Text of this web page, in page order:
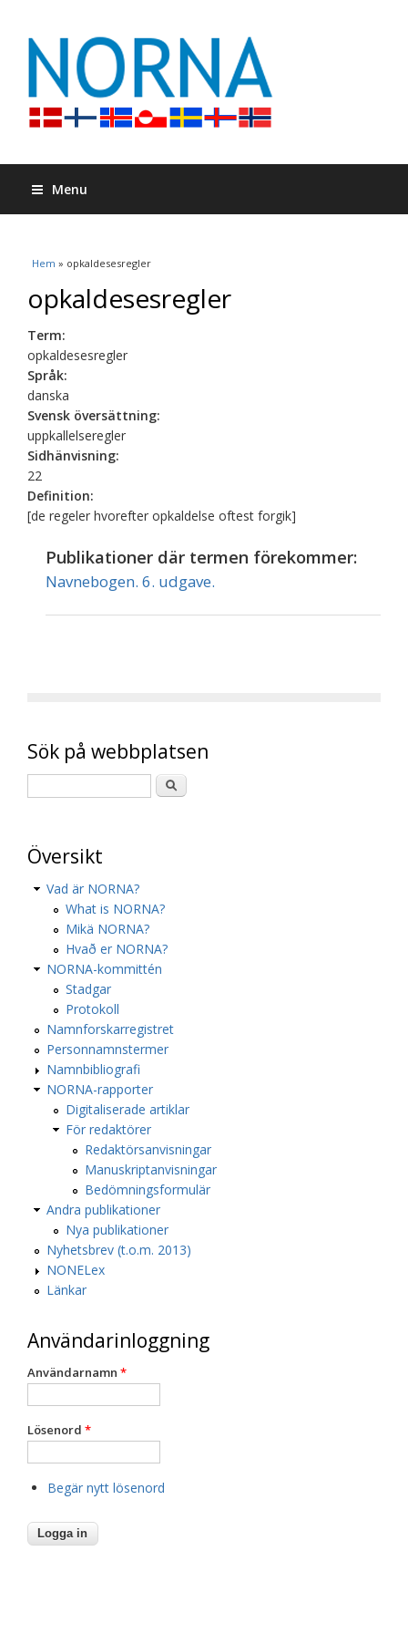
Menu
Du är här
Hem » opkaldesesregler
opkaldesesregler
Term:
opkaldesesregler
Språk:
danska
Svensk översättning:
uppkallelseregler
Sidhänvisning:
22
Definition:
[de regeler hvorefter opkaldelse oftest forgik]
Publikationer där termen förekommer:
Navnebogen. 6. udgave.
Sök på webbplatsen
Översikt
Vad är NORNA?
What is NORNA?
Mikä NORNA?
Hvað er NORNA?
NORNA-kommittén
Stadgar
Protokoll
Namnforskarregistret
Personnamnstermer
Namnbibliografi
NORNA-rapporter
Digitaliserade artiklar
För redaktörer
Redaktörsanvisningar
Manuskriptanvisningar
Bedömningsformulär
Andra publikationer
Nya publikationer
Nyhetsbrev (t.o.m. 2013)
NONELex
Länkar
Användarinloggning
Användarnamn *
Lösenord *
Begär nytt lösenord